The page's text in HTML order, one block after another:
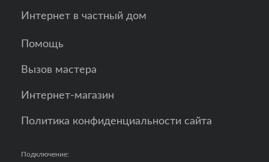
Интернет в частный дом
Помощь
Вызов мастера
Интернет-магазин
Политика конфиденциальности сайта
Подключение: